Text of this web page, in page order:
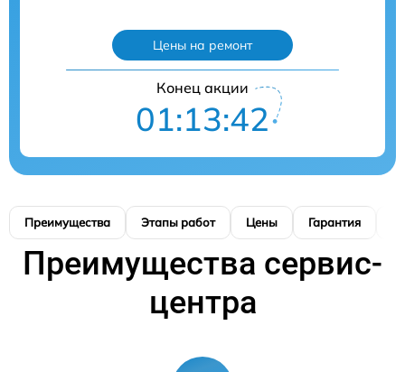
Цены на ремонт
Конец акции
01:13:41
Преимущества Этапы работ Цены Гарантия
Преимущества сервис-
центра